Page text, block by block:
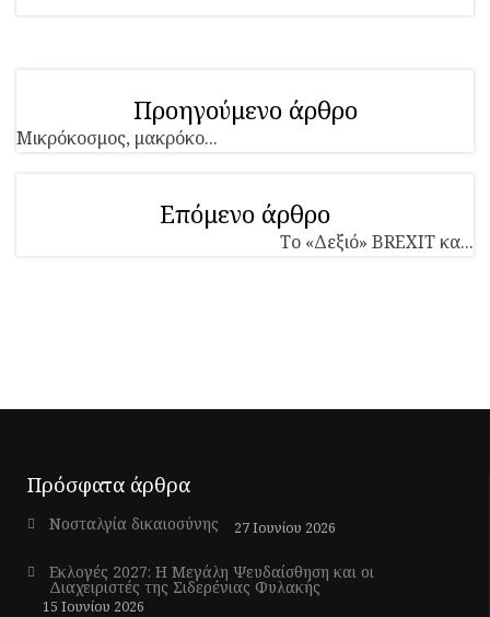
Προηγούμενο άρθρο
Μικρόκοσμος, μακρόκο...
Επόμενο άρθρο
Το «Δεξιό» BREXIT κα...
Πρόσφατα άρθρα
Νοσταλγία δικαιοσύνης 27 Ιουνίου 2026
Εκλογές 2027: Η Μεγάλη Ψευδαίσθηση και οι
Διαχειριστές της Σιδερένιας Φυλακής
15 Ιουνίου 2026